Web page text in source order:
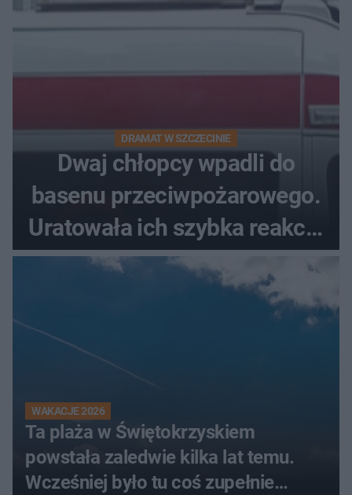
DRAMAT W SZCZECINIE
Dwaj chłopcy wpadli do
basenu przeciwpożarowego.
Uratowała ich szybka reakcja
świadków
WAKACJE 2026
Ta plaża w Świętokrzyskiem
powstała zaledwie kilka lat temu.
Wcześniej było tu coś zupełnie